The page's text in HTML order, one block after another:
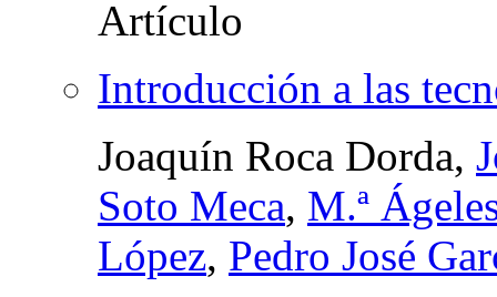
Introducción a las
Joaquín Roca Dorda,
Soto Meca, M.ª
López, Pedro José